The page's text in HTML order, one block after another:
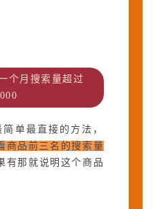
个月搜索量超过
单最直接的方法，
商品前三名的搜索量
有那就说明这个商品